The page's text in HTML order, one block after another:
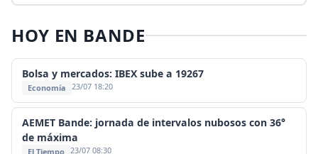
HOY EN BANDE
Bolsa y mercados: IBEX sube a 19267
Economía 23/07 18:20
AEMET Bande: jornada de intervalos nubosos con 36°
de máxima
El Tiempo 23/07 08:30